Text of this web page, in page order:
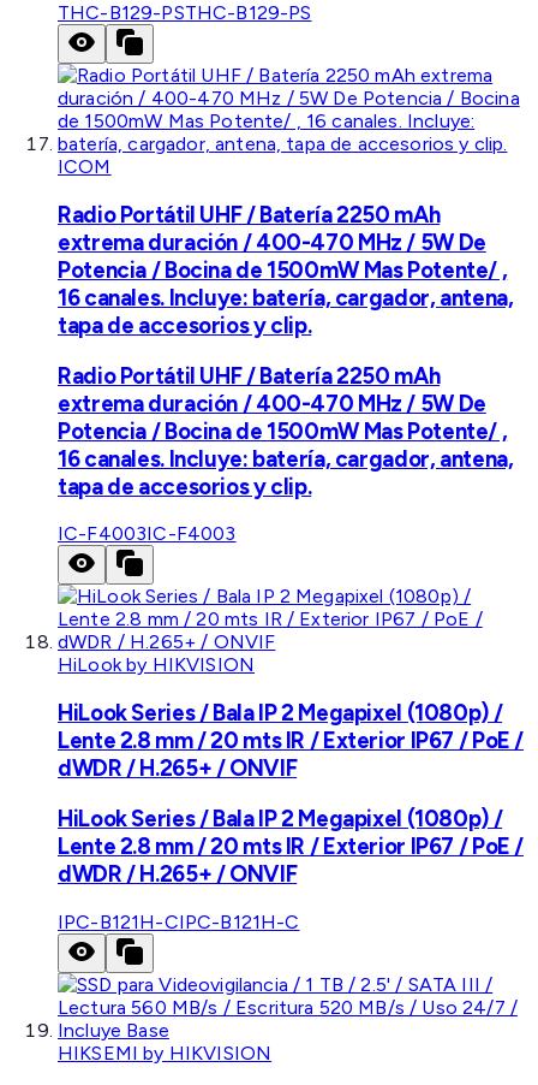
THC-B129-PSTHC-B129-PS
ICOM
Radio Portátil UHF / Batería 2250 mAh
extrema duración / 400-470 MHz / 5W De
Potencia / Bocina de 1500mW Mas Potente/ ,
16 canales. Incluye: batería, cargador, antena,
tapa de accesorios y clip.
Radio Portátil UHF / Batería 2250 mAh
extrema duración / 400-470 MHz / 5W De
Potencia / Bocina de 1500mW Mas Potente/ ,
16 canales. Incluye: batería, cargador, antena,
tapa de accesorios y clip.
IC-F4003IC-F4003
HiLook by HIKVISION
HiLook Series / Bala IP 2 Megapixel (1080p) /
Lente 2.8 mm / 20 mts IR / Exterior IP67 / PoE /
dWDR / H.265+ / ONVIF
HiLook Series / Bala IP 2 Megapixel (1080p) /
Lente 2.8 mm / 20 mts IR / Exterior IP67 / PoE /
dWDR / H.265+ / ONVIF
IPC-B121H-CIPC-B121H-C
HIKSEMI by HIKVISION